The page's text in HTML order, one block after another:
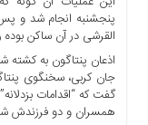
برگه
نمونه
تعرفه
درباره
پنجشنبه انجام شد و پس
القرشی در آن ساکن بوده
اذعان پنتاگون به کشته
جان کربی، سخنگوی
همسران و دو فرزندش